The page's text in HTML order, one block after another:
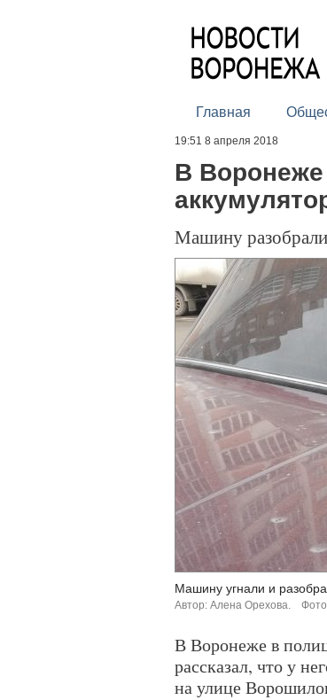
Главная
19:51 8 апреля 2018
В Воронеже
Машину разобрали
Машину угнали и
Автор: Алена Орехова.
В Воронеже в
рассказал, что у
на улице